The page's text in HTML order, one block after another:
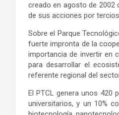
creado en agosto de 2002
de sus acciones por
Sobre el Parque
fuerte impronta de la
importancia de invertir en
para desarrollar el
referente regional del
El PTCL genera unos
universitarios, y un 10%